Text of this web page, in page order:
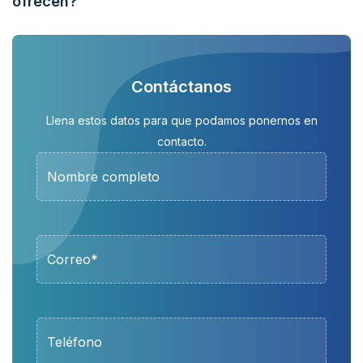
Contáctanos
Llena estos datos para que podamos ponernos en
contacto.